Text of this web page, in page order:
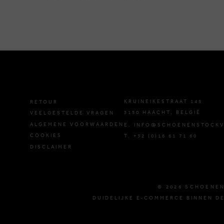
RETOUR
VEELGESTELDE VRAGEN
ALGEMENE VOORWAARDEN
COOKIES
DISCLAIMER
KRUINEIKESTRAAT 145
3150 HAACHT, BELGIË
E.
T. +32 (0)16 61 71 60
© 2026
DUIDELIJKE E-COMMERCE BINNEN